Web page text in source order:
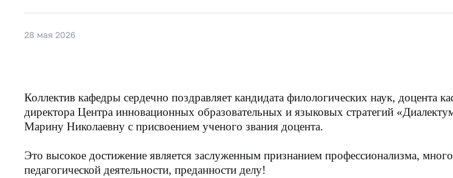
28 мая 2026
Коллектив кафедры сердечно поздравляет кандидата филологических наук, доцента
директора Центра инновационных образовательных и языковых стратегий
Марину Николаевну с присвоением ученого звания доцента.
Это высокое достижение является заслуженным признанием профессионализма,
педагогической деятельности, преданности делу!